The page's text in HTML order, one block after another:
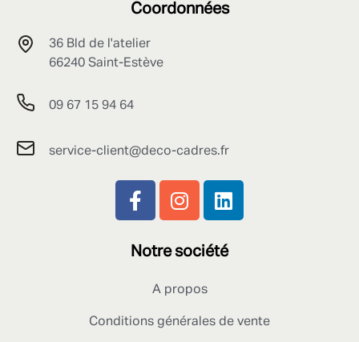
Coordonnées
36 Bld de l'atelier
66240 Saint-Estève
09 67 15 94 64
service-client@deco-cadres.fr
Notre société
A propos
Conditions générales de vente